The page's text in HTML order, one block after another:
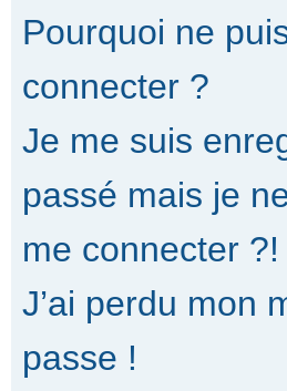
Pourquoi ne
connecter ?
Je me suis
passé mais je
me connecter ?!
J’ai perdu mon
passe !